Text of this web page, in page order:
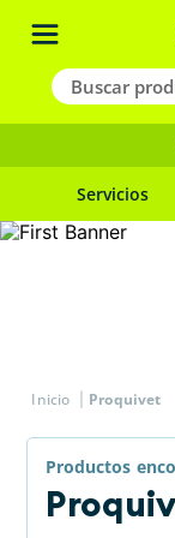
Servicios
Proquivet
Productos